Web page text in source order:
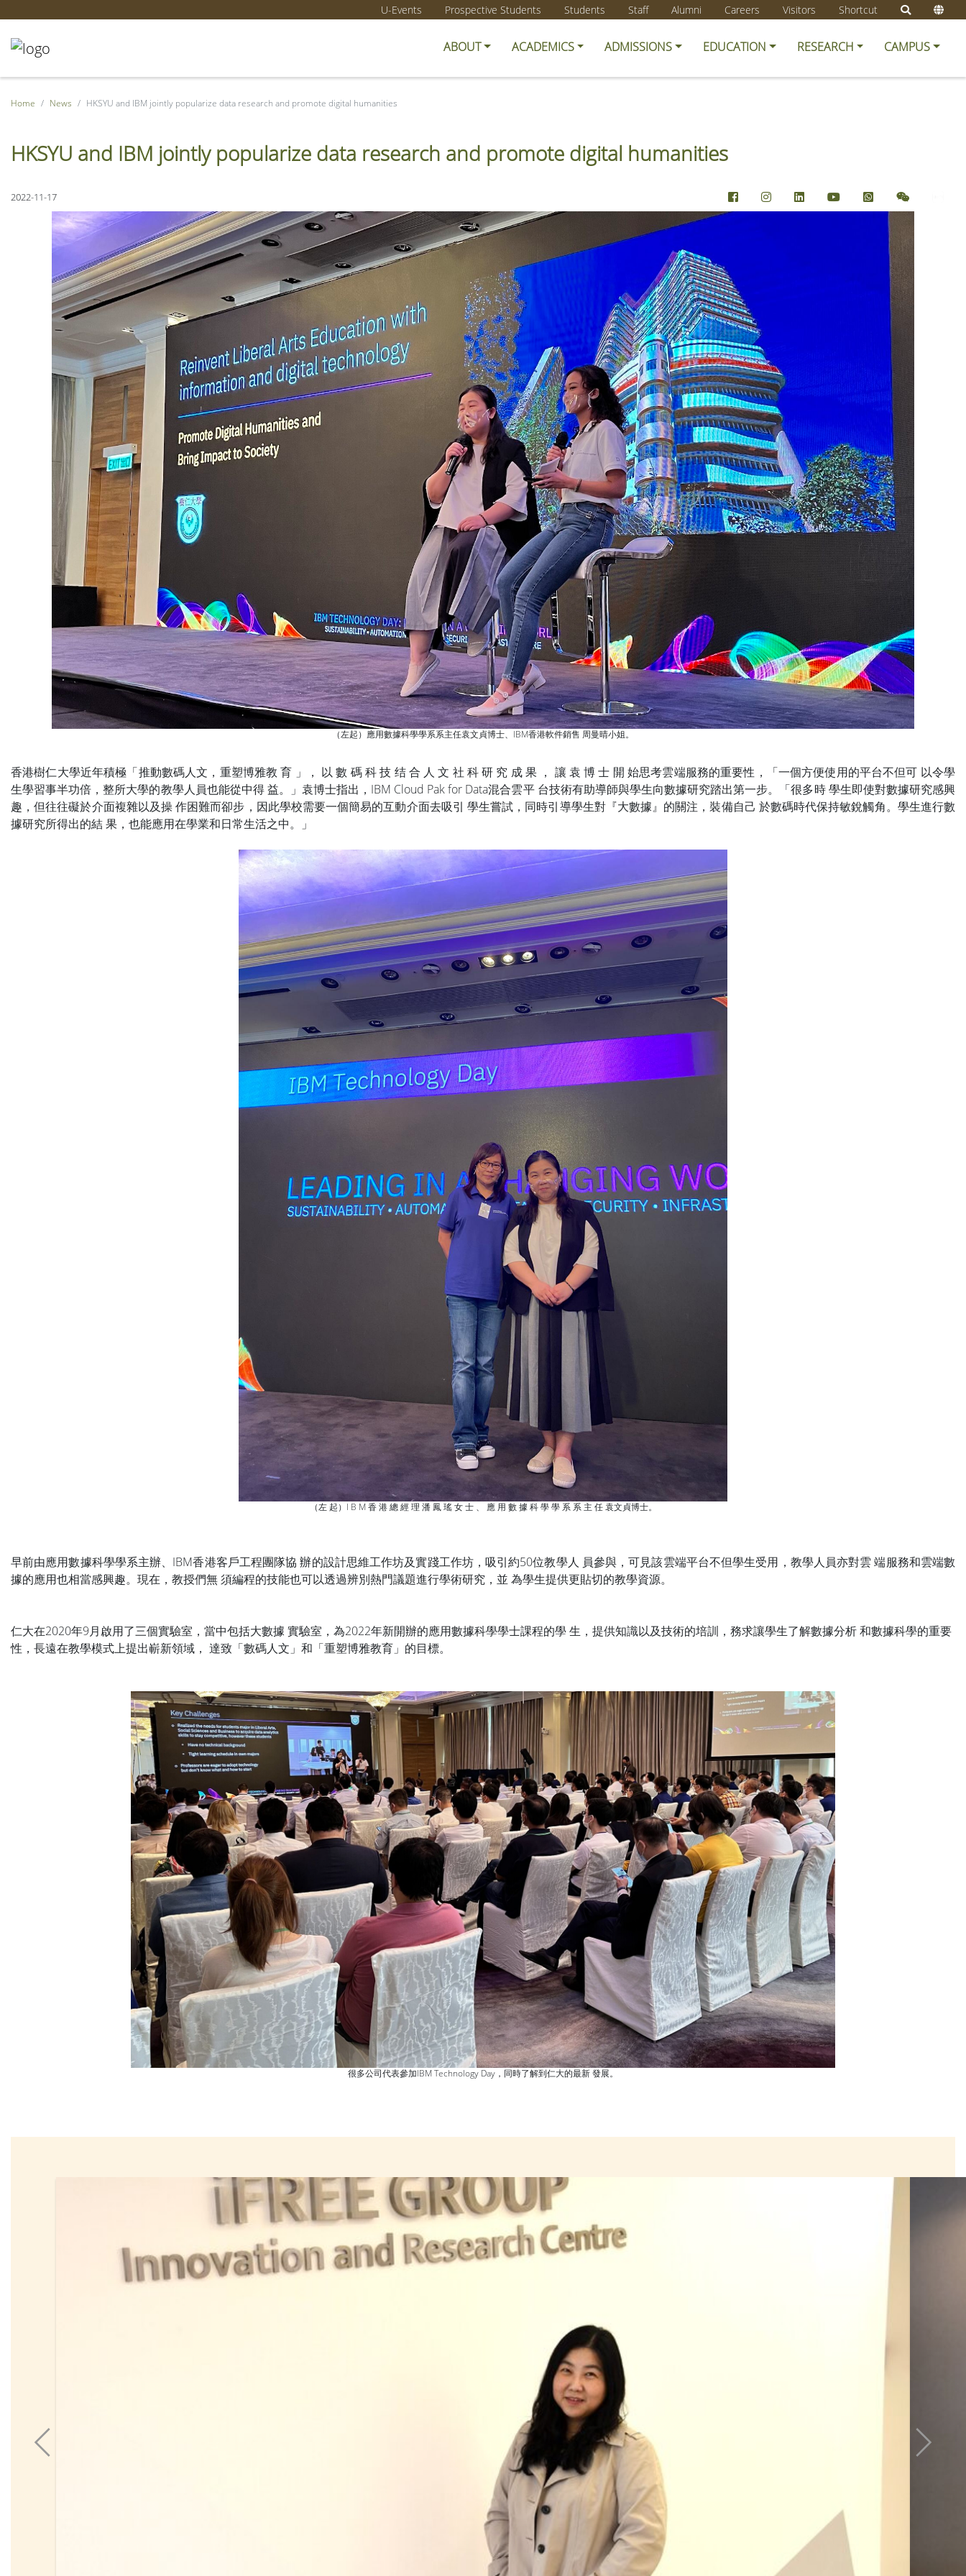
U-Events Prospective Students Students Staff Alumni Careers Visitors Shortcut
ABOUT ACADEMICS ADMISSIONS EDUCATION RESEARCH CAMPUS
Home News HKSYU and IBM jointly popularize data research and promote digital humanities
HKSYU and IBM jointly popularize data research and promote digital humanities
2022-11-17
（左起）應用數據科學學系系主任袁文貞博士、IBM香港軟件銷售 周曼晴小姐。
香港樹仁大學近年積極「推動數碼人文，重塑博雅教 育 」， 以 數 碼 科 技 结 合 人 文 社 科 研 究 成 果 ， 讓 袁 博 士 開 始思考雲端服務的重要性，「一個方便使用的平台不但可 以令學
生學習事半功倍，整所大學的教學人員也能從中得 益。」袁博士指出，IBM Cloud Pak for Data混合雲平 台技術有助導師與學生向數據研究踏出第一步。「很多時 學生即使對數據研究感興
趣，但往往礙於介面複雜以及操 作困難而卻步，因此學校需要一個簡易的互動介面去吸引 學生嘗試，同時引導學生對『大數據』的關注，裝備自己 於數碼時代保持敏銳觸角。學生進行數
據研究所得出的結 果，也能應用在學業和日常生活之中。」
（左 起）I B M 香 港 總 經 理 潘 鳳 瑤 女 士 、 應 用 數 據 科 學 學 系 系 主 任 袁文貞博士。
早前由應用數據科學學系主辦、IBM香港客戶工程團隊協 辦的設計思維工作坊及實踐工作坊，吸引約50位教學人 員參與，可見該雲端平台不但學生受用，教學人員亦對雲 端服務和雲端數
據的應用也相當感興趣。現在，教授們無 須編程的技能也可以透過辨別熱門議題進行學術研究，並 為學生提供更貼切的教學資源。
仁大在2020年9月啟用了三個實驗室，當中包括大數據 實驗室，為2022年新開辦的應用數據科學學士課程的學 生，提供知識以及技術的培訓，務求讓學生了解數據分析 和數據科學的重要
性，長遠在教學模式上提出嶄新領域， 達致「數碼人文」和「重塑博雅教育」的目標。
很多公司代表參加IBM Technology Day，同時了解到仁大的最新 發展。